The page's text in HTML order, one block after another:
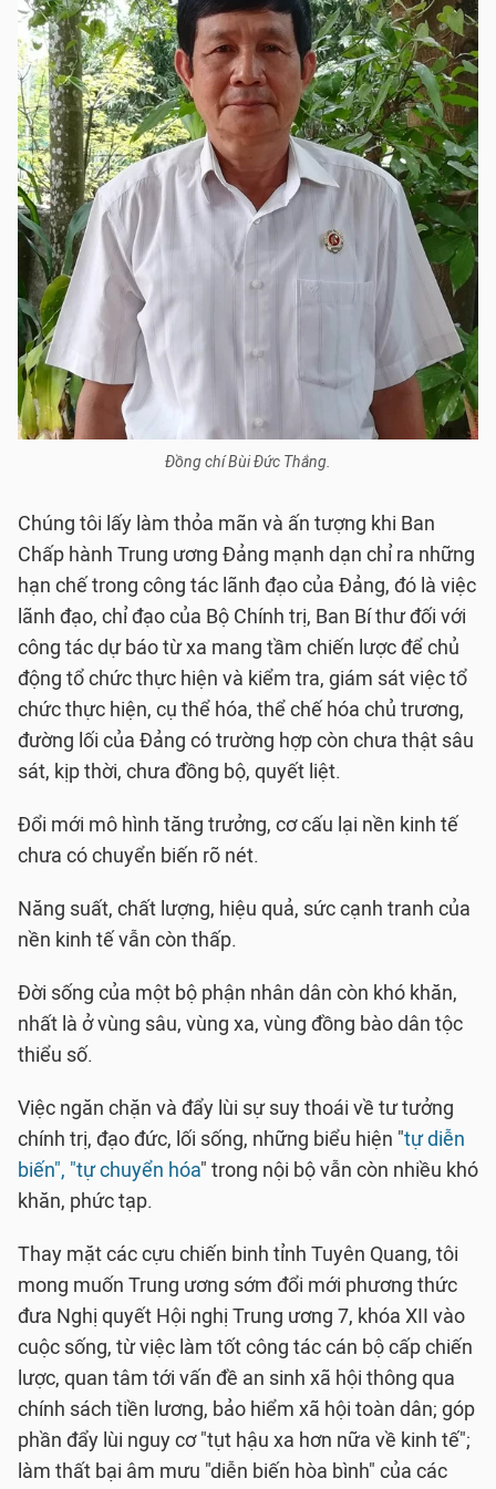
Đồng chí Bùi Đức Thắng.
Chúng tôi lấy làm thỏa mãn và ấn tượng khi Ban
Chấp hành Trung ương Đảng mạnh dạn chỉ ra những
hạn chế trong công tác lãnh đạo của Đảng, đó là việc
lãnh đạo, chỉ đạo của Bộ Chính trị, Ban Bí thư đối với
công tác dự báo từ xa mang tầm chiến lược để chủ
động tổ chức thực hiện và kiểm tra, giám sát việc tổ
chức thực hiện, cụ thể hóa, thể chế hóa chủ trương,
đường lối của Đảng có trường hợp còn chưa thật sâu
sát, kịp thời, chưa đồng bộ, quyết liệt.
Đổi mới mô hình tăng trưởng, cơ cấu lại nền kinh tế
chưa có chuyển biến rõ nét.
Năng suất, chất lượng, hiệu quả, sức cạnh tranh của
nền kinh tế vẫn còn thấp.
Đời sống của một bộ phận nhân dân còn khó khăn,
nhất là ở vùng sâu, vùng xa, vùng đồng bào dân tộc
thiểu số.
Việc ngăn chặn và đẩy lùi sự suy thoái về tư tưởng
chính trị, đạo đức, lối sống, những biểu hiện "tự diễn
biến", "tự chuyển hóa" trong nội bộ vẫn còn nhiều khó
khăn, phức tạp.
Thay mặt các cựu chiến binh tỉnh Tuyên Quang, tôi
mong muốn Trung ương sớm đổi mới phương thức
đưa Nghị quyết Hội nghị Trung ương 7, khóa XII vào
cuộc sống, từ việc làm tốt công tác cán bộ cấp chiến
lược, quan tâm tới vấn đề an sinh xã hội thông qua
chính sách tiền lương, bảo hiểm xã hội toàn dân; góp
phần đẩy lùi nguy cơ "tụt hậu xa hơn nữa về kinh tế";
làm thất bại âm mưu "diễn biến hòa bình" của các